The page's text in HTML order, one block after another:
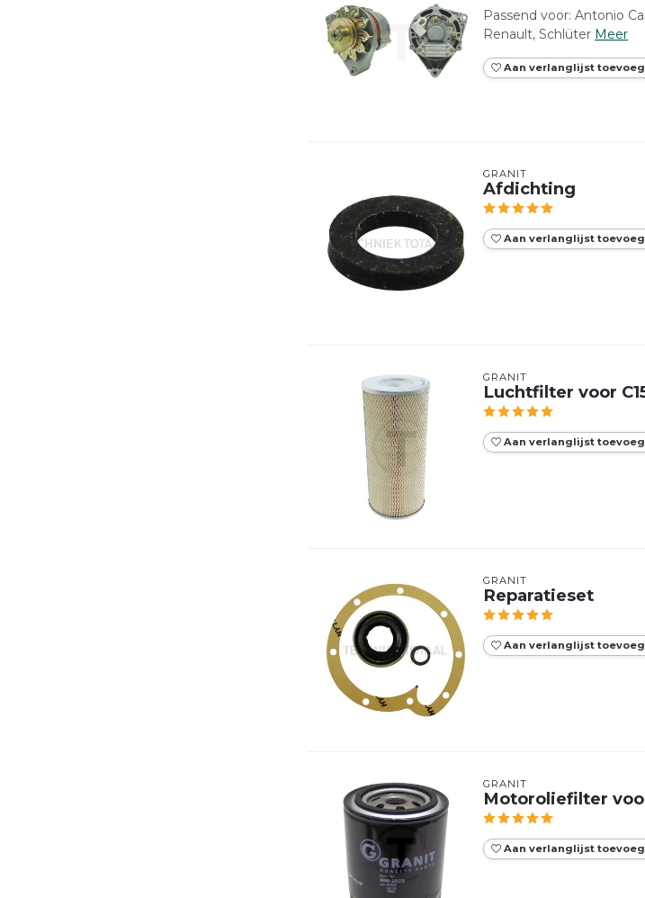
Passend voor: Antonio
Renault, Schlüter Meer
Aan verlanglijst
GRANIT
Afdichting
Aan verlanglijst
GRANIT
Luchtfilter voor
Aan verlanglijst
GRANIT
Reparatieset
Aan verlanglijst
GRANIT
Motoroliefilter
Aan verlanglijst